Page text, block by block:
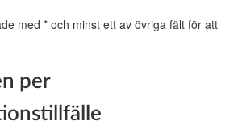
med * och minst ett av övriga fält för att